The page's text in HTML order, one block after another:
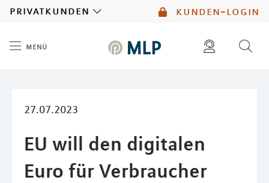
kunden-login
privatkunden
menü
27.07.2023
EU will den digitalen
Euro für Verbraucher